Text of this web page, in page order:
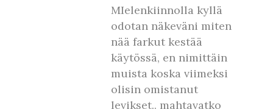
MIelenkiinnolla kyllä
odotan näkeväni miten
nää farkut kestää
käytössä, en nimittäin
muista koska viimeksi
olisin omistanut
levikset.. mahtavatko